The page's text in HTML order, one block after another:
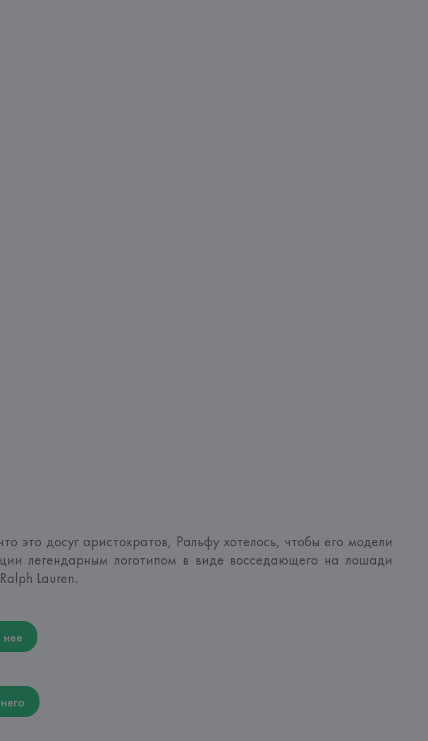
это досуг аристократов, Ральфу хотелось, чтобы его модели
легендарным логотипом в виде восседающего на лошади
Lauren.
нее